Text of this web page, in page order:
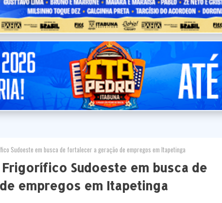
Sudoeste em busca de fortalecer a geração de empregos em Itapetinga
Sudoeste em busca de
empregos em Itapetinga